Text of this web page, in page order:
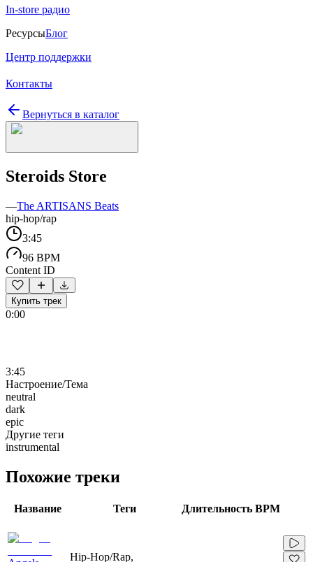
In-store радио
РесурсыБлог
Центр поддержки
Контакты
Вернуться в каталог
Steroids Store
—The ARTISANS Beats
hip-hop/rap
3:45
96 BPM
Content ID
Купить трек
0:00
3:45
Настроение/Тема
neutral
dark
epic
Другие теги
instrumental
Похожие треки
Название Теги Длительность BPM
Hip-Hop/Rap,